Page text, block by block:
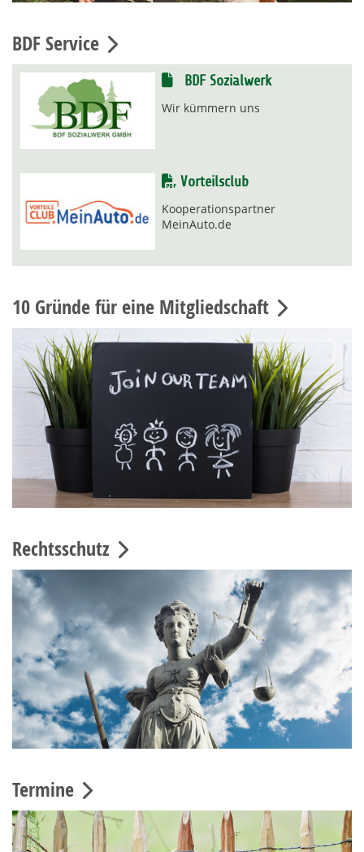
BDF Service
BDF Sozialwerk
Wir kümmern uns
Vorteilsclub
Kooperationspartner
MeinAuto.de
10 Gründe für eine Mitgliedschaft
Rechtsschutz
Termine